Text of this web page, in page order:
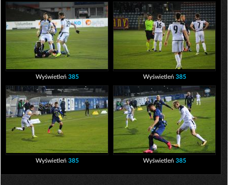
Wyświetleń 385 Wyświetleń 385
Wyświetleń 385 Wyświetleń 385